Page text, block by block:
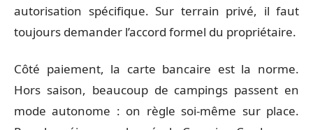
autorisation spécifique. Sur terrain privé, il faut
toujours demander l’accord formel du propriétaire.
Côté paiement, la carte bancaire est la norme.
Hors saison, beaucoup de campings passent en
mode autonome : on règle soi-même sur place.